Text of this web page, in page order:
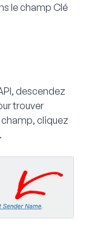
le champ Clé
descendez
trouver
cliquez
.